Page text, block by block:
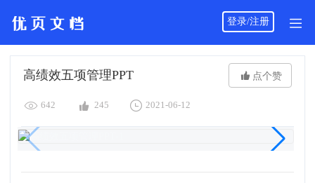
登录/注册
高绩效五项管理PPT  点个赞
 642  245  2021-06-12